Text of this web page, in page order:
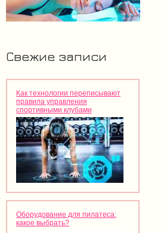
Свежие записи
Как технологии переписывают
правила управления
спортивными клубами
Оборудование для пилатеса:
какое выбрать?